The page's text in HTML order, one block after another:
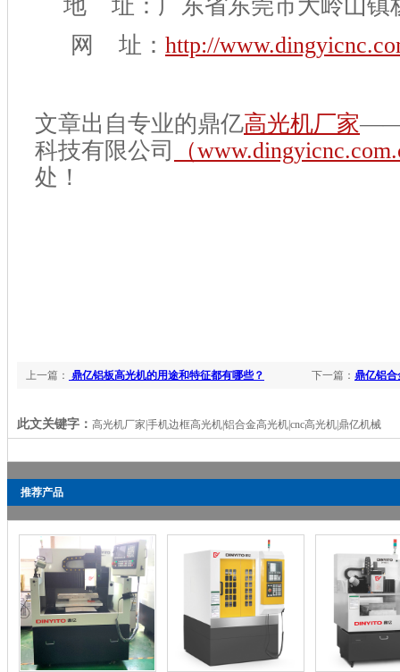
地 址：广东省东莞市大岭山镇
网 址： http://
文章出自专业的鼎亿高光机厂家——
科技有限公司
（
处！
下一篇： 鼎亿铝合
上一篇： 鼎亿铝板高光机的用途和特征都有哪些？
此文关键字： 高光机厂家|手机边框高光机|铝合金高光机|cnc高光机|鼎亿机械
推荐产品